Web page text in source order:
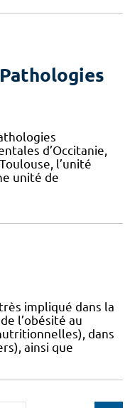
d’Occitanie,
l’unité
unité de
impliqué dans la
l’obésité au
dans
ainsi que